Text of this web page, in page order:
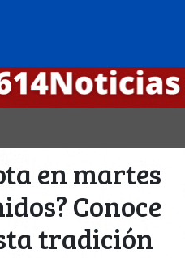
en martes
Conoce
tradición